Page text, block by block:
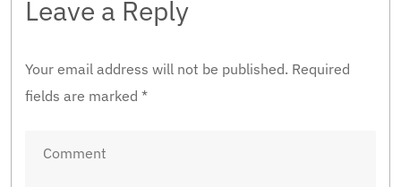
Leave a Reply
Your email address will not be published. Required
fields are marked *